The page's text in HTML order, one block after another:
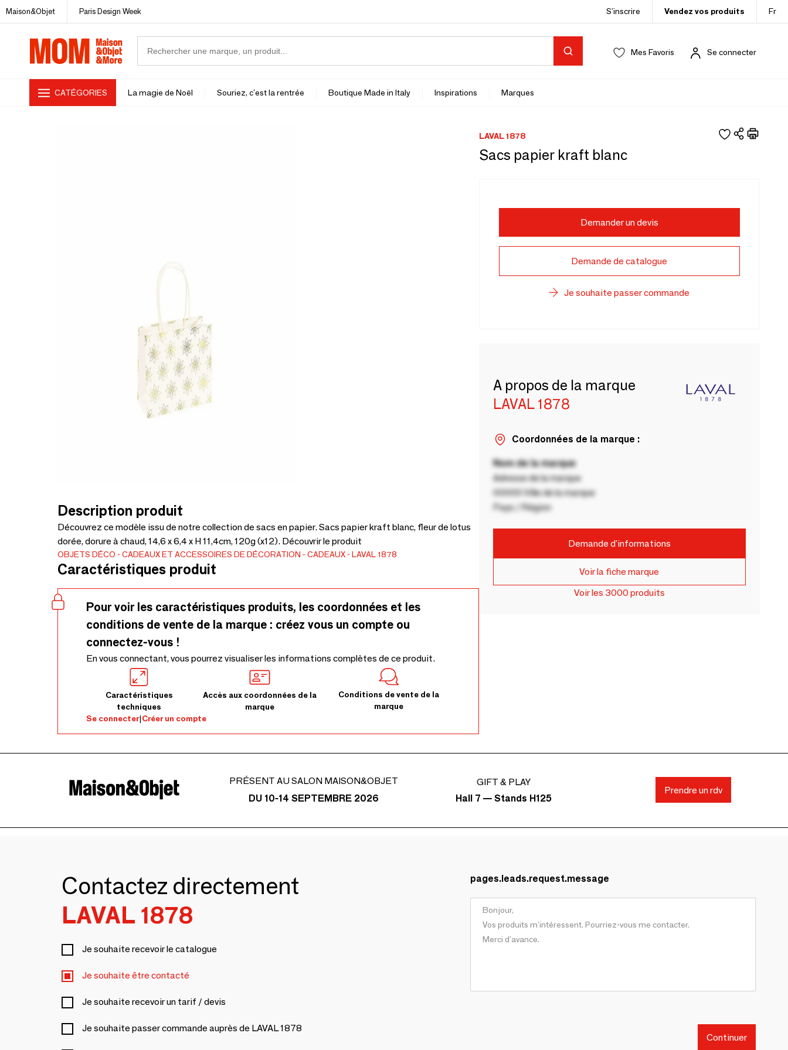
Maison&Objet Paris Design Week S’inscrire Vendez vos produits Fr
Mes Favoris Se connecter
CATÉGORIES La magie de Noël Souriez, c'est la rentrée Boutique Made in Italy Inspirations Marques
Description produit
Découvrez ce modèle issu de notre collection de sacs en papier. Sacs papier kraft blanc, fleur de lotus
dorée, dorure à chaud, 14,6 x 6,4 x H 11,4cm, 120g (x12). Découvrir le produit
OBJETS DÉCO CADEAUX ET ACCESSOIRES DE DÉCORATION CADEAUX LAVAL 1878
Caractéristiques produit
Pour voir les caractéristiques produits, les coordonnées et les
conditions de vente de la marque : créez vous un compte ou
connectez-vous !
En vous connectant, vous pourrez visualiser les informations complètes de ce produit.
Caractéristiques
techniques
Accès aux coordonnées de la
marque
Conditions de vente de la
marque
Se connecter|Créer un compte
LAVAL 1878
Sacs papier kraft blanc
Demander un devis
Demande de catalogue
Je souhaite passer commande
A propos de la marque
LAVAL 1878
Coordonnées de la marque :
Nom de la marque
Adresse de la marque
00000 Ville de la marque
Pays / Région
Demande d'informations
Voir la fiche marque
Voir les 3000 produits
PRÉSENT AU SALON MAISON&OBJET
DU 10-14 SEPTEMBRE 2026
GIFT & PLAY
Hall 7 — Stands H125
Prendre un rdv
Contactez directement
LAVAL 1878
Je souhaite recevoir le catalogue
Je souhaite être contacté
Je souhaite recevoir un tarif / devis
Je souhaite passer commande auprès de LAVAL 1878
pages.leads.request.message
Continuer